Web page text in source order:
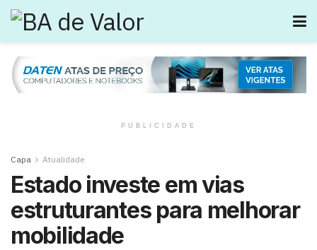
PUBLICIDADE
Capa Atualidade
Estado investe em vias
estruturantes para melhorar
mobilidade